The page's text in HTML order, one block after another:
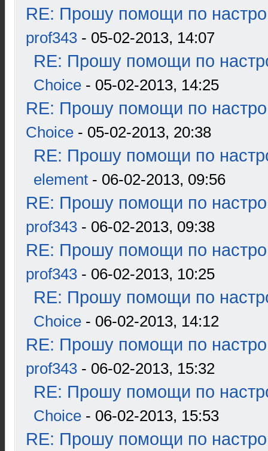
RE: Прошу помощи по
prof343 - 05-02-2013, 14:07
RE: Прошу помощи по
Choice - 05-02-2013, 14:25
RE: Прошу помощи по
Choice - 05-02-2013, 20:38
RE: Прошу помощи по
element - 06-02-2013, 09:56
RE: Прошу помощи по
prof343 - 06-02-2013, 09:38
RE: Прошу помощи по
prof343 - 06-02-2013, 10:25
RE: Прошу помощи по
Choice - 06-02-2013, 14:12
RE: Прошу помощи по
prof343 - 06-02-2013, 15:32
RE: Прошу помощи по
Choice - 06-02-2013, 15:53
RE: Прошу помощи по